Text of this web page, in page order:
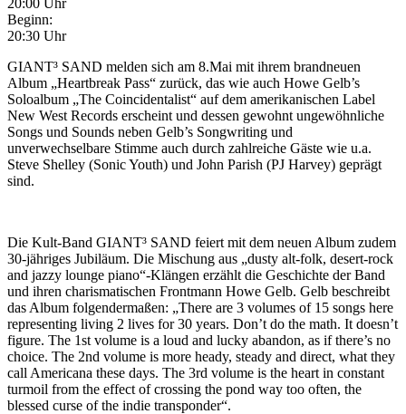
20:00 Uhr
Beginn:
20:30 Uhr
GIANT³ SAND melden sich am 8.Mai mit ihrem brandneuen
Album „Heartbreak Pass“ zurück, das wie auch Howe Gelb’s
Soloalbum „The Coincidentalist“ auf dem amerikanischen Label
New West Records erscheint und dessen gewohnt ungewöhnliche
Songs und Sounds neben Gelb’s Songwriting und
unverwechselbare Stimme auch durch zahlreiche Gäste wie u.a.
Steve Shelley (Sonic Youth) und John Parish (PJ Harvey) geprägt
sind.
Die Kult-Band GIANT³ SAND feiert mit dem neuen Album zudem
30-jähriges Jubiläum. Die Mischung aus „dusty alt-folk, desert-rock
and jazzy lounge piano“-Klängen erzählt die Geschichte der Band
und ihren charismatischen Frontmann Howe Gelb. Gelb beschreibt
das Album folgendermaßen: „There are 3 volumes of 15 songs here
representing living 2 lives for 30 years. Don’t do the math. It doesn’t
figure. The 1st volume is a loud and lucky abandon, as if there’s no
choice. The 2nd volume is more heady, steady and direct, what they
call Americana these days. The 3rd volume is the heart in constant
turmoil from the effect of crossing the pond way too often, the
blessed curse of the indie transponder“.